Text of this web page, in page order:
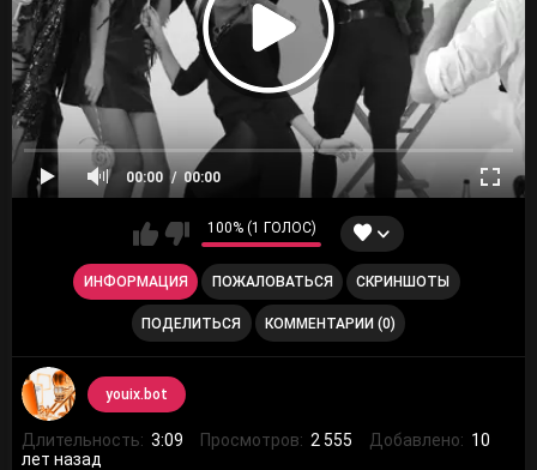
00:00 00:00
100% (1 ГОЛОС)
ИНФОРМАЦИЯ ПОЖАЛОВАТЬСЯ СКРИНШОТЫ
ПОДЕЛИТЬСЯ КОММЕНТАРИИ (0)
youix.bot
Длительность: 3:09 Просмотров: 2 555 Добавлено: 10
лет назад